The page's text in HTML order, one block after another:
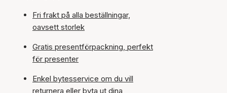
Fri frakt på alla beställningar,
oavsett storlek
Gratis presentförpackning, perfekt
för presenter
Enkel bytesservice om du vill
returnera eller byta ut dina